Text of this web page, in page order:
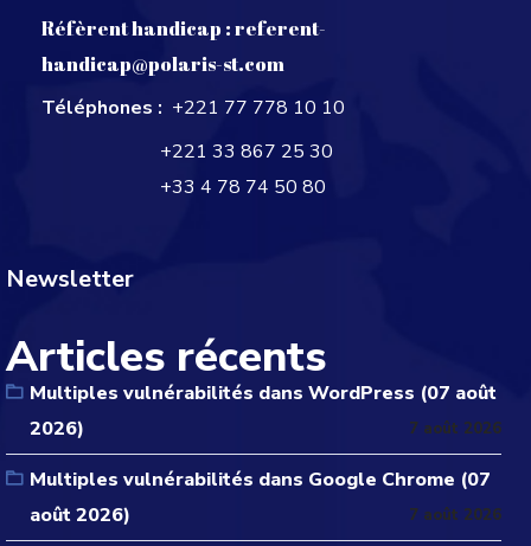
Réfèrent handicap :referent-
handicap@polaris-st.com
Téléphones : +221 77 778 10 10
+221 33 867 25 30
+33 4 78 74 50 80
Newsletter
Articles récents
Multiples vulnérabilités dans WordPress (07 août
2026)
7 août 2026
Multiples vulnérabilités dans Google Chrome (07
août 2026)
7 août 2026